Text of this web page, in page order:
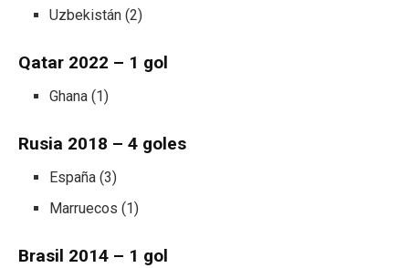
Uzbekistán (2)
Qatar 2022 – 1 gol
Ghana (1)
Rusia 2018 – 4 goles
España (3)
Marruecos (1)
Brasil 2014 – 1 gol